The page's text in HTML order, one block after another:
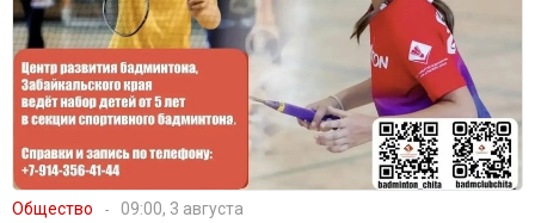
Общество 09:00, 3 августа